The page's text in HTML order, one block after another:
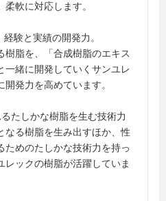
軟に対応します。
験と実績の開発力。
樹脂を、「合成樹脂のエキス
一緒に開発していくサンユレ
発力を高めています。
たしかな樹脂を生む技術力
なる樹脂を生み出すほか、性
ためのたしかな技術力を持っ
レックの樹脂が活躍していま